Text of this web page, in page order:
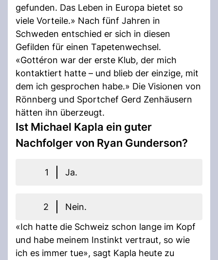
gefunden. Das Leben in Europa bietet so
viele Vorteile.» Nach fünf Jahren in
Schweden entschied er sich in diesen
Gefilden für einen Tapetenwechsel.
«Gottéron war der erste Klub, der mich
kontaktiert hatte – und blieb der einzige, mit
dem ich gesprochen habe.» Die Visionen von
Rönnberg und Sportchef Gerd Zenhäusern
hätten ihn überzeugt.
Ist Michael Kapla ein guter
Nachfolger von Ryan Gunderson?
1 Ja.
2
Nein.
«Ich hatte die Schweiz schon lange im Kopf
und habe meinem Instinkt vertraut, so wie
ich es immer tue», sagt Kapla heute zu